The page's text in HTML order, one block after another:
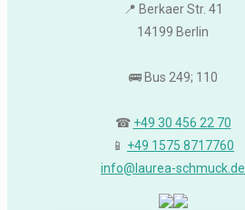
📍 Berkaer Str. 41
14199 Berlin
🚌 Bus 249; 110
☎ +49 30 456 22 70
📱 +49 1575 8717760
info@laurea-schmuck.de